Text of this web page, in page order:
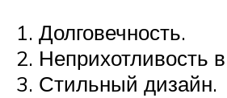
Долговечность.
Неприхотливость
Стильный дизайн.